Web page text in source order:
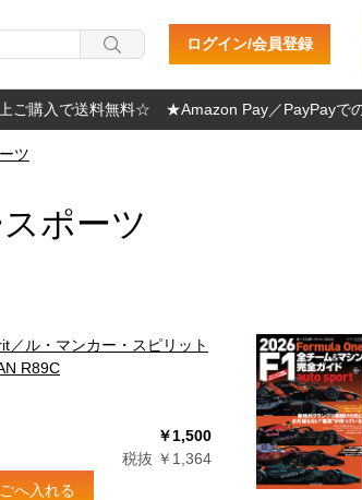
ログイン/会員登録
ご購入で送料無料☆ ★Amazon Pay／PayPayで
ツ
ポーツ
／ル・マンカー・スピリット
R89C
￥1,500
税抜 ￥1,364
へ入れる